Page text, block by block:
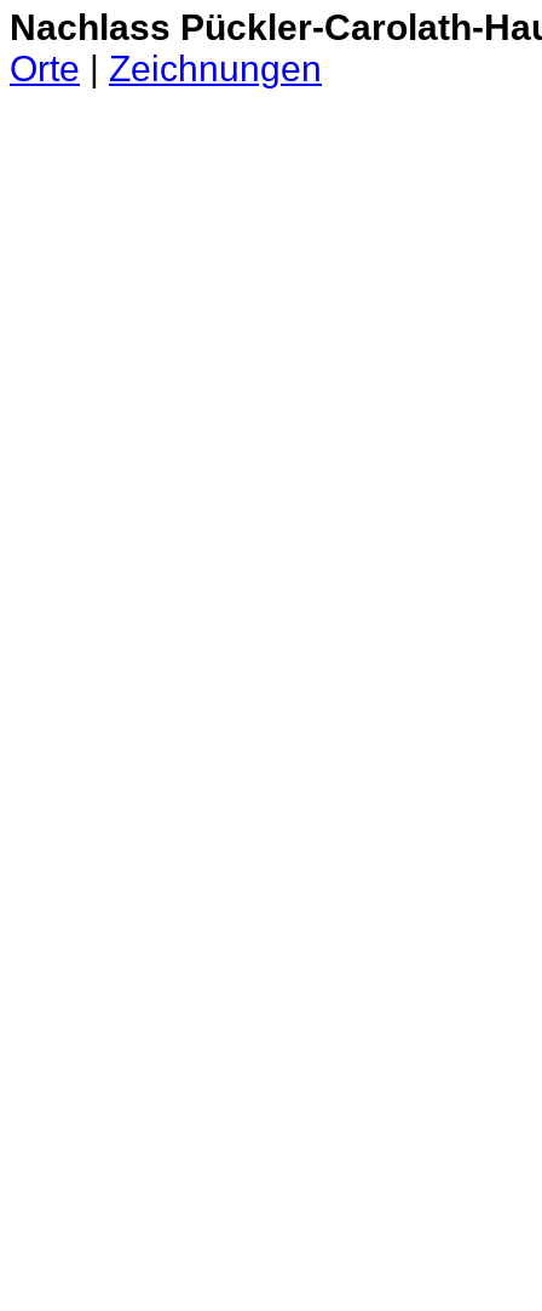
Nachlass Pückler-Carolath-
Orte | Zeichnungen